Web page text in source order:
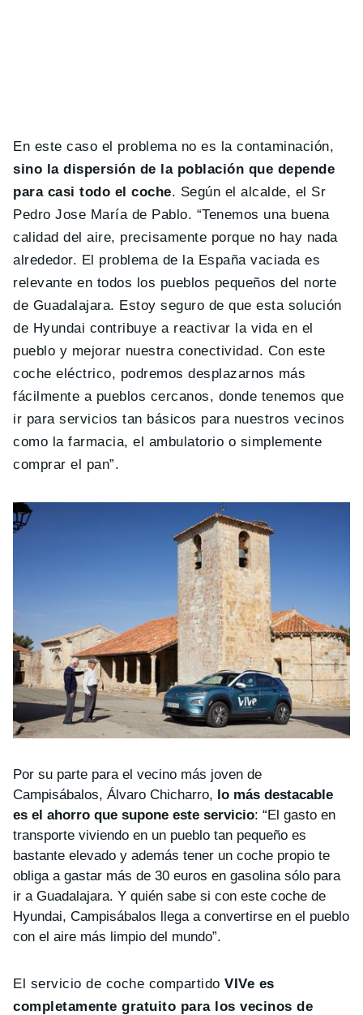
En este caso el problema no es la contaminación,
sino la dispersión de la población que depende
para casi todo el coche. Según el alcalde, el Sr
Pedro Jose María de Pablo. “Tenemos una buena
calidad del aire, precisamente porque no hay nada
alrededor. El problema de la España vaciada es
relevante en todos los pueblos pequeños del norte
de Guadalajara. Estoy seguro de que esta solución
de Hyundai contribuye a reactivar la vida en el
pueblo y mejorar nuestra conectividad. Con este
coche eléctrico, podremos desplazarnos más
fácilmente a pueblos cercanos, donde tenemos que
ir para servicios tan básicos para nuestros vecinos
como la farmacia, el ambulatorio o simplemente
comprar el pan”.
Por su parte para el vecino más joven de
Campisábalos, Álvaro Chicharro, lo más destacable
es el ahorro que supone este servicio: “El gasto en
transporte viviendo en un pueblo tan pequeño es
bastante elevado y además tener un coche propio te
obliga a gastar más de 30 euros en gasolina sólo para
ir a Guadalajara. Y quién sabe si con este coche de
Hyundai, Campisábalos llega a convertirse en el pueblo
con el aire más limpio del mundo”.
El servicio de coche compartidoVIVe es
completamente gratuito para los vecinos de